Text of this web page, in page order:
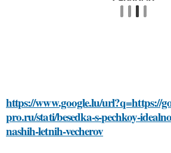
https://www.google.lu/url?q=https://
pro.ru/stati/besedka-s-pechkoy-
nashih-letnih-vecherov